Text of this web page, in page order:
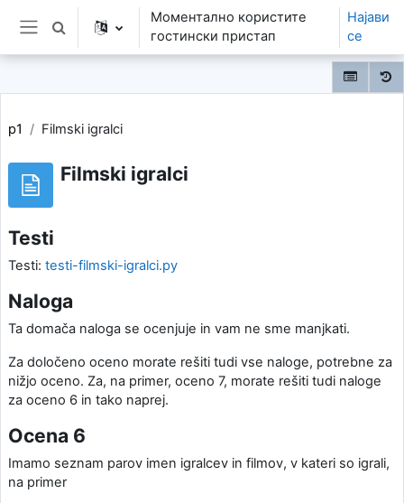
Оди до главна содржина
Страничен панел
Toggle search input
Моментално користите
гостински пристап
Најави
се
p1 Filmski igralci
Filmski igralci
Testi
Testi: testi-filmski-igralci.py
Naloga
Ta domača naloga se ocenjuje in vam ne sme manjkati.
Za določeno oceno morate rešiti tudi vse naloge, potrebne za
nižjo oceno. Za, na primer, oceno 7, morate rešiti tudi naloge
za oceno 6 in tako naprej.
Ocena 6
Imamo seznam parov imen igralcev in filmov, v kateri so igrali,
na primer